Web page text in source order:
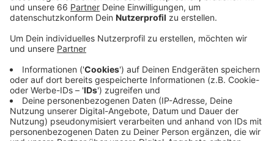
Veröffentlicht:Samstag, 15.06.2019 06:42
Anzeige
Zwischen 10 und 15 Uhr findet der Infotag heute im